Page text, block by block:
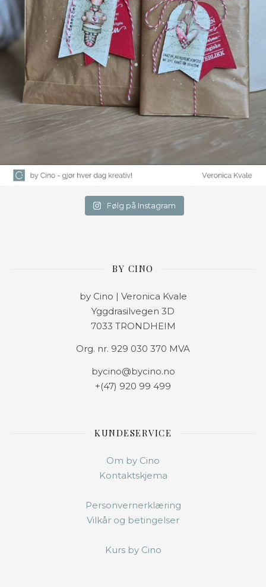
Følg på Instagram
BY CINO
by Cino | Veronica Kvale
Yggdrasilvegen 3D
7033 TRONDHEIM
Org. nr. 929 030 370 MVA
bycino@bycino.no
+(47) 920 99 499
KUNDESERVICE
Om by Cino
Kontaktskjema
Personvernerklæring
Vilkår og betingelser
Kurs by Cino